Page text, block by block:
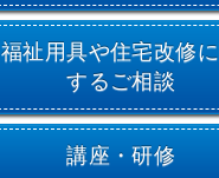
福祉用具や住宅改修
するご相談
講座・研修